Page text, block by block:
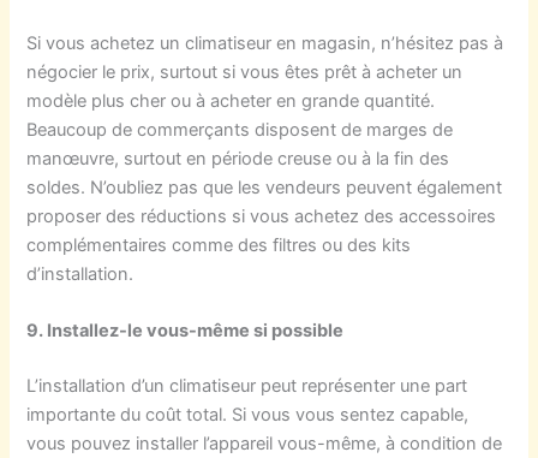
Si vous achetez un climatiseur en magasin, n’hésitez pas à
négocier le prix, surtout si vous êtes prêt à acheter un
modèle plus cher ou à acheter en grande quantité.
Beaucoup de commerçants disposent de marges de
manœuvre, surtout en période creuse ou à la fin des
soldes. N’oubliez pas que les vendeurs peuvent également
proposer des réductions si vous achetez des accessoires
complémentaires comme des filtres ou des kits
d’installation.
9. Installez-le vous-même si possible
L’installation d’un climatiseur peut représenter une part
importante du coût total. Si vous vous sentez capable,
vous pouvez installer l’appareil vous-même, à condition de